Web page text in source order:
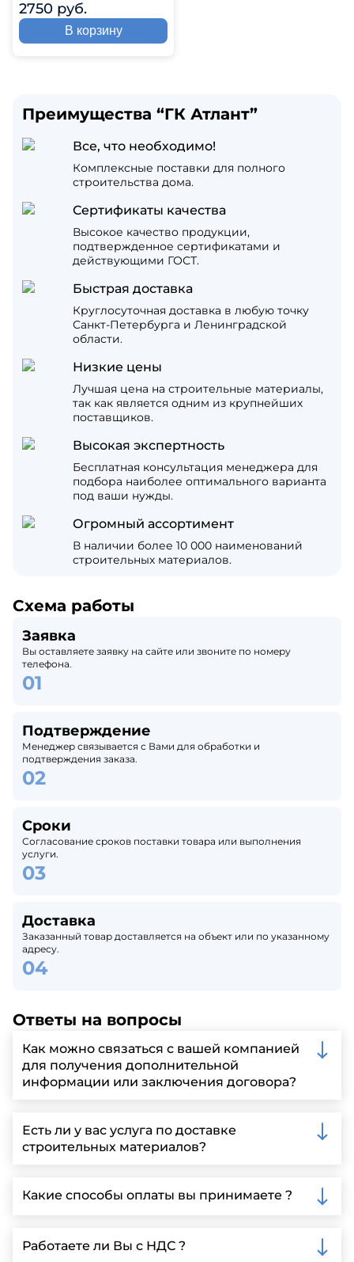
2750 руб.
В корзину
Преимущества “ГК Атлант”
Все, что необходимо!
Комплексные поставки для полного
строительства дома.
Сертификаты качества
Высокое качество продукции,
подтвержденное сертификатами и
действующими ГОСТ.
Быстрая доставка
Круглосуточная доставка в любую точку
Санкт-Петербурга и Ленинградской
области.
Низкие цены
Лучшая цена на строительные материалы,
так как является одним из крупнейших
поставщиков.
Высокая экспертность
Бесплатная консультация менеджера для
подбора наиболее оптимального варианта
под ваши нужды.
Огромный ассортимент
В наличии более 10 000 наименований
строительных материалов.
Схема работы
Заявка
Вы оставляете заявку на сайте или звоните по номеру
телефона.
Подтверждение
Менеджер связывается с Вами для обработки и
подтверждения заказа.
Сроки
Согласование сроков поставки товара или выполнения
услуги.
Доставка
Заказанный товар доставляется на объект или по указанному
адресу.
Ответы на вопросы
Как можно связаться с вашей компанией
для получения дополнительной
информации или заключения договора?
запрос через нашу официальную почту или
заполнить форму на нашем сайте для более
детальной информации и организации встречи.
Есть ли у вас услуга по доставке
строительных материалов?
Ленинградской области, у нас собственный
автопарк, для обеспечения быстрой и надежной
Какие способы оплаты вы принимаете ?
включая наличные, банковские переводы,
кредитные карты. Подробную информацию о
Работаете ли Вы с НДС ?